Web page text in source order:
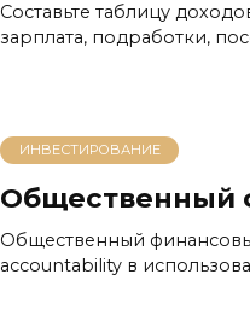
Составьте таблицу
зарплата, подработки,
ИНВЕСТИРОВАНИЕ
Общественный
Общественный
accountability в